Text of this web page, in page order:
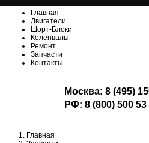
Главная
Двигатели
Шорт-Блоки
Коленвалы
Ремонт
Запчасти
Контакты
Москва: 8 (495)
РФ: 8 (800) 500 53
Главная